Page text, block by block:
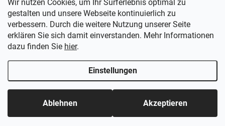
Wir nutzen Cookies, um Ihr Surferlebnis optimal zu
gestalten und unsere Webseite kontinuierlich zu
verbessern. Durch die weitere Nutzung unserer Seite
erklären Sie sich damit einverstanden. Mehr Informationen
dazu finden Sie hier.
Einstellungen
Ablehnen Akzeptieren
ÜBER BERGAM
ZAHLUNG
Erstellt von Shoptet Premium
Copyright 2026Bergam. Alle Rechte vorbehalten.